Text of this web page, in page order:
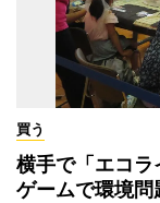
買う
横手で「エコ
ゲームで環境問